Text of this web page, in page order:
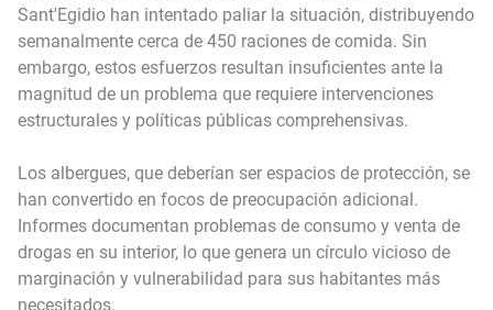
Sant'Egidio han intentado paliar la situación, distribuyendo
semanalmente cerca de 450 raciones de comida. Sin
embargo, estos esfuerzos resultan insuficientes ante la
magnitud de un problema que requiere intervenciones
estructurales y políticas públicas comprehensivas.
Los albergues, que deberían ser espacios de protección, se
han convertido en focos de preocupación adicional.
Informes documentan problemas de consumo y venta de
drogas en su interior, lo que genera un círculo vicioso de
marginación y vulnerabilidad para sus habitantes más
necesitados.